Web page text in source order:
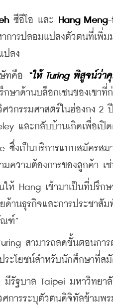
ซีอีโอ และ Hang
การปลอมแปลงตัวตนที่เพิ่
ปลง
ทคือ “ให้ Turing พิสูจน์ว่
ษาด้านบล็อกเชนของเขา
ศวกรรมศาสตร์ในฮ่องกง
และกลับบ้านเกิดเพื่อเปิ
งเป็นบริการแบบสมัครสมา
ามความต้องการของลูกค้า
Hang เข้ามาเป็นที่ปรึกษ
ด้านธุรกิจและการประชาสั
ฑ์”
สามารถลดขั้นตอนการต
ระโยชน์สำหรับนักศึกษาที่ส
บาล Taipei มหาวิทยาลั
วศการระบุตัวตนดิจิทัลข้าม